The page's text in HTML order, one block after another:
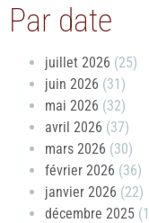
Par date
juillet 2026 (25)
juin 2026 (31)
mai 2026 (32)
avril 2026 (37)
mars 2026 (30)
février 2026 (36)
janvier 2026 (22)
décembre 2025